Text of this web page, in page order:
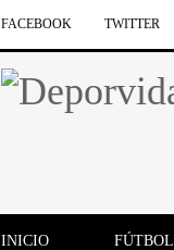
FACEBOOK TWITTER
INICIO FÚTBOL